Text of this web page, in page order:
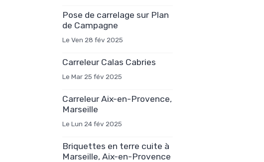
Pose de carrelage sur Plan
de Campagne
Le Ven 28 fév 2025
Carreleur Calas Cabries
Le Mar 25 fév 2025
Carreleur Aix-en-Provence,
Marseille
Le Lun 24 fév 2025
Briquettes en terre cuite à
Marseille, Aix-en-Provence